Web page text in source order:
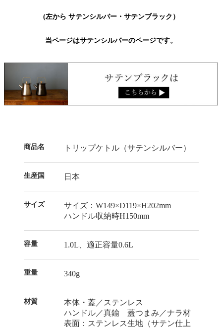
(左から サテンシルバー・サテンブラック）
当ページはサテンシルバーのページです。
商品名 トリップケトル（サテンシルバー）
生産国 日本
サイズ
サイズ：W149×D119×H202mm
ハンドル収納時H150mm
容量 1.0L、適正容量0.6L
重量 340g
材質
本体・蓋／ステンレス
ハンドル／真鍮 蓋つまみ／ナラ材
表面：ステンレス生地（サテン仕上